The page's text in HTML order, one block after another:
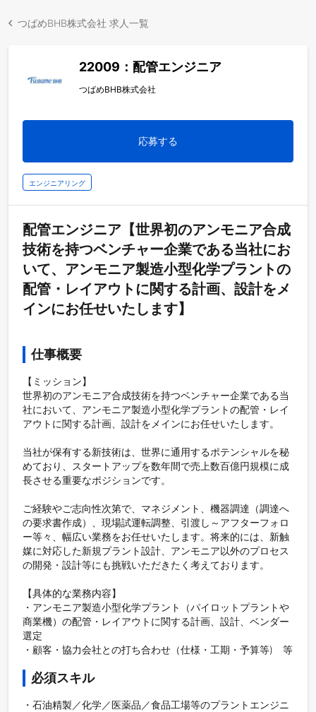
つばめBHB株式会社 求人一覧
22009：配管エンジニア
つばめBHB株式会社
応募する
エンジニアリング
配管エンジニア【世界初のアンモニア合成
技術を持つベンチャー企業である当社にお
いて、アンモニア製造小型化学プラントの
配管・レイアウトに関する計画、設計をメ
インにお任せいたします】
仕事概要
【ミッション】
世界初のアンモニア合成技術を持つベンチャー企業である当
社において、アンモニア製造小型化学プラントの配管・レイ
アウトに関する計画、設計をメインにお任せいたします。
当社が保有する新技術は、世界に通用するポテンシャルを秘
めており、スタートアップを数年間で売上数百億円規模に成
長させる重要なポジションです。
ご経験やご志向性次第で、マネジメント、機器調達（調達へ
の要求書作成）、現場試運転調整、引渡し～アフターフォロ
ー等々、幅広い業務をお任せいたします。将来的には、新触
媒に対応した新規プラント設計、アンモニア以外のプロセス
の開発・設計等にも挑戦いただきたく考えております。
【具体的な業務内容】
・アンモニア製造小型化学プラント（パイロットプラントや
商業機）の配管・レイアウトに関する計画、設計、ベンダー
選定
・顧客・協力会社との打ち合わせ（仕様・工期・予算等)　等
必須スキル
・石油精製／化学／医薬品／食品工場等のプラントエンジニ